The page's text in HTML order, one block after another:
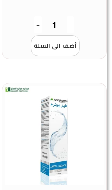
-
+
أضف الى السلة